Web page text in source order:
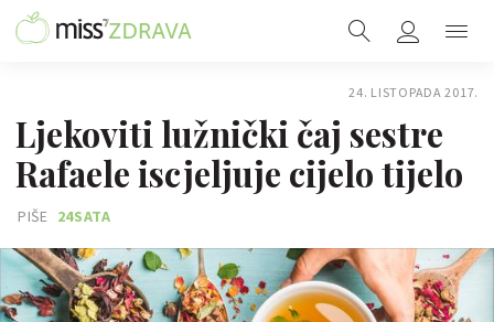
24. LISTOPADA 2017.
Ljekoviti lužnički čaj sestre
Rafaele iscjeljuje cijelo tijelo
PIŠE 24SATA